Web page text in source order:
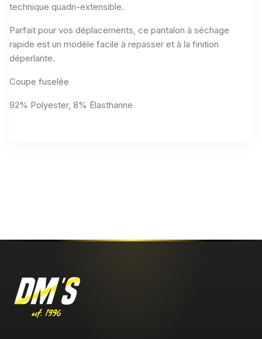
technique quadri-extensible.
Parfait pour vos déplacements, ce pantalon à séchage
rapide est un modèle facile à repasser et à la finition
déperlante.
Coupe fuselée
92% Polyester, 8% Élasthanne